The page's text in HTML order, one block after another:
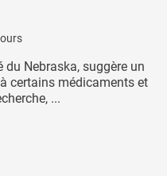
du Nebraska, suggère un
certains médicaments et
...